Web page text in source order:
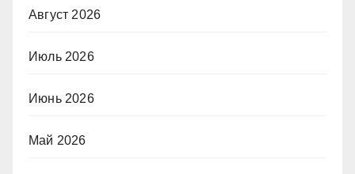
Август 2026
Июль 2026
Июнь 2026
Май 2026